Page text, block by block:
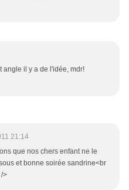
angle il y a de l'idée, mdr!
21:14
que nos chers enfant ne le
et bonne soirée sandrine<br
>